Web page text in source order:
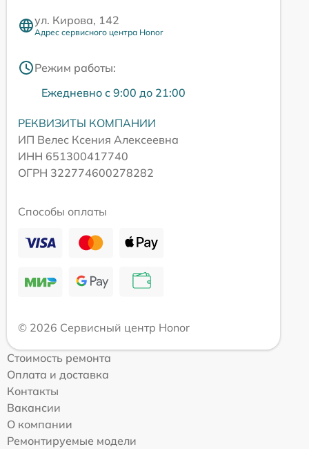
ул. Кирова, 142
Адрес сервисного центра Honor
Режим работы:
Ежедневно с 9:00 до 21:00
РЕКВИЗИТЫ КОМПАНИИ
ИП Велес Ксения Алексеевна
ИНН 651300417740
ОГРН 322774600278282
Способы оплаты
© 2026 Сервисный центр Honor
Стоимость ремонта
Оплата и доставка
Контакты
Вакансии
О компании
Ремонтируемые модели